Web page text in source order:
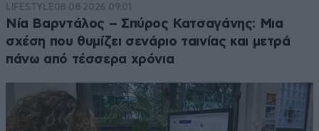
LIFESTYLE08·08·2026 09:01
Νία Βαρντάλος – Σπύρος Κατσαγάνης: Μια
σχέση που θυμίζει σενάριο ταινίας και μετρά
πάνω από τέσσερα χρόνια